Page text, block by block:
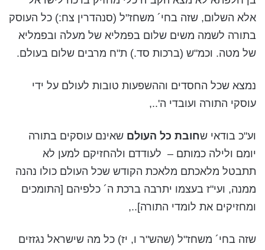
אלא השלום, שזה בחי´ משחז"ל (סנהדרין צח:) כל העוסק
בתורה לשמה משים שלום בפמליא של מעלה ובפמליא
של מטה. וכמ"ש (ברכות סד.) ת"ח מרבים שלום בעולם.
נמצא שכל החסדים וההשפעות טובות לעולם על ידי
עוסקי התורה ועובדי ה'..,
וע"כ בודאי שחובת כל העולם שאינם עוסקים בתורה
יומם ולילה כמותם – לעודדם ולהחזיקם למען לא
תתבטל מלאכתם מלאכת הקודש שכל העולם כולו נהנה
ממנה, ועי"ז בעצמו יתרבה ברכת ה´ כלפיהם [התומכים
ומחזיקים את לומדי התורה]..,
שזה בחי´ משחז"ל (שהש"ר ו, יז) כל מה שישראל נגזזים